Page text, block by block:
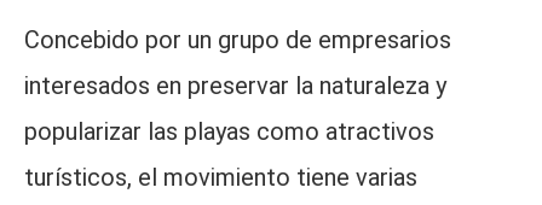
Concebido por un grupo de empresarios
interesados ​​en preservar la naturaleza y
popularizar las playas como atractivos
turísticos, el movimiento tiene varias